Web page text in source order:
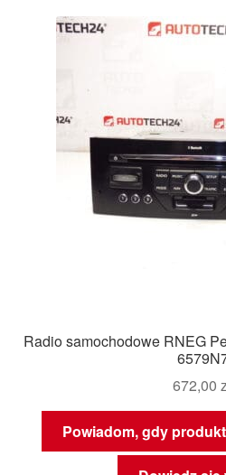
Radio samochodowe RNEG
672,00
Powiadom, gdy